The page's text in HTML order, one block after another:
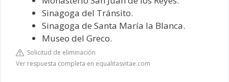
Sinagoga del Tránsito.
Sinagoga de Santa María la Blanca.
Museo del Greco.
Solicitud de eliminación
Ver respuesta completa en equalitasvitae.com